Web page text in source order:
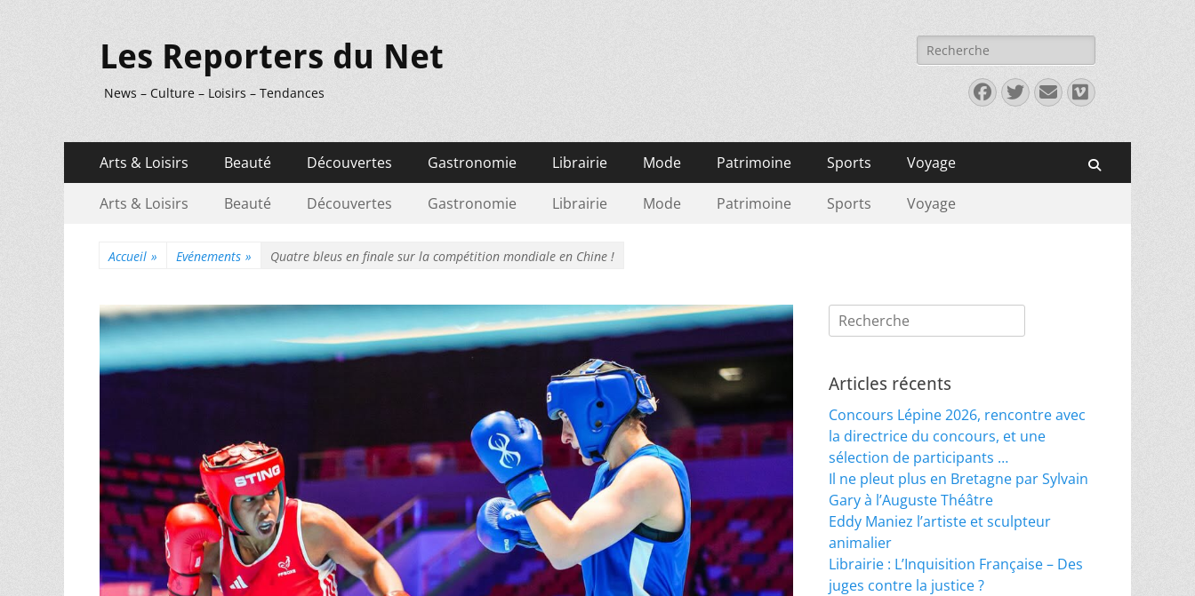
Les Reporters du Net
News – Culture – Loisirs – Tendances
Rechercher :
Facebook
Twitter
E-
mail
Vimeo
Menu
principal
contenu
Arts & Loisirs Beauté Découvertes Gastronomie Librairie Mode Patrimoine Sports Voyage
Menu
Arts & Loisirs Beauté Découvertes Gastronomie Librairie Mode Patrimoine Sports Voyage
Accueil » Evénements » Quatre bleus en finale sur la compétition mondiale en Chine !
Rechercher :
Articles récents
Concours Lépine 2026, rencontre avec
la directrice du concours, et une
sélection de participants …
Il ne pleut plus en Bretagne par Sylvain
Gary à l’Auguste Théâtre
Eddy Maniez l’artiste et sculpteur
animalier
Librairie : L’Inquisition Française – Des
juges contre la justice ?